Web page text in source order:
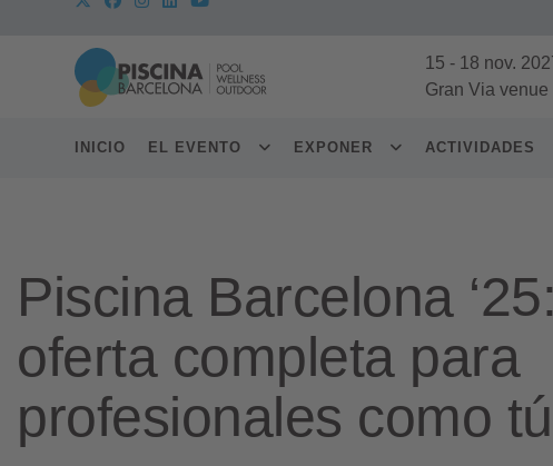
15 - 18 nov.
Gran Via venue
INICIO EL EVENTO EXPONER ACTIVIDADES
Piscina Barcelona
oferta completa para
profesionales como tú